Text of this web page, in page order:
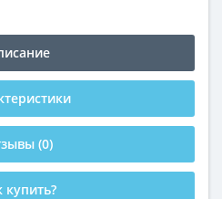
(0)
купить?